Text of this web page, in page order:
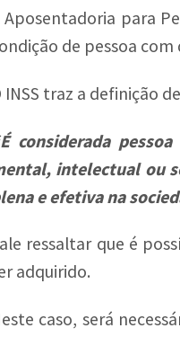
Aposentadoria para
de pessoa com
INSS traz a definição
É considerada
intelectual ou
e efetiva na
ressaltar que é
adquirido.
caso, será